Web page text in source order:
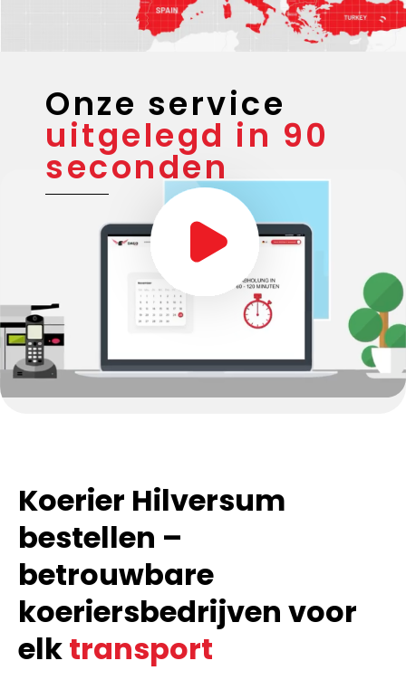
Onze service
uitgelegd in 90
seconden
Koerier Hilversum
bestellen –
betrouwbare
koeriersbedrijven voor
elktransport